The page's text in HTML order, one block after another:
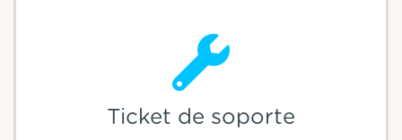
Ticket de soporte